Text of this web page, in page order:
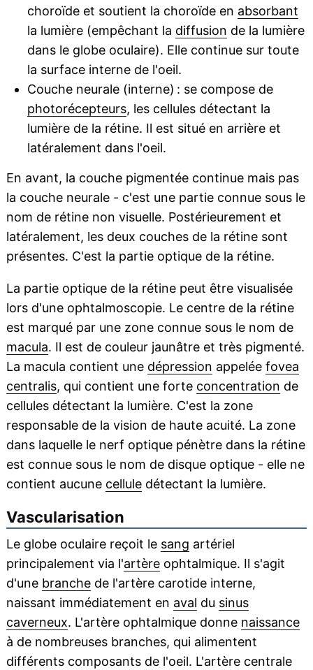
choroïde et soutient la choroïde en absorbant
la lumière (empêchant la diffusion de la lumière
dans le globe oculaire). Elle continue sur toute
la surface interne de l'oeil.
Couche neurale (interne) : se compose de
photorécepteurs, les cellules détectant la
lumière de la rétine. Il est situé en arrière et
latéralement dans l'oeil.
En avant, la couche pigmentée continue mais pas
la couche neurale - c'est une partie connue sous le
nom de rétine non visuelle. Postérieurement et
latéralement, les deux couches de la rétine sont
présentes. C'est la partie optique de la rétine.
La partie optique de la rétine peut être visualisée
lors d'une ophtalmoscopie. Le centre de la rétine
est marqué par une zone connue sous le nom de
macula. Il est de couleur jaunâtre et très pigmenté.
La macula contient une dépression appelée fovea
centralis, qui contient une forte concentration de
cellules détectant la lumière. C'est la zone
responsable de la vision de haute acuité. La zone
dans laquelle le nerf optique pénètre dans la rétine
est connue sous le nom de disque optique - elle ne
contient aucune celluledétectant la lumière.
Vascularisation
Le globe oculaire reçoit le sang artériel
principalement via l'artèreophtalmique. Il s'agit
d'une branchede l'artère carotide interne,
naissant immédiatement en aval du sinus
caverneux. L'artère ophtalmique donne naissance
à de nombreuses branches, qui alimentent
différents composants de l'oeil. L'artère centrale